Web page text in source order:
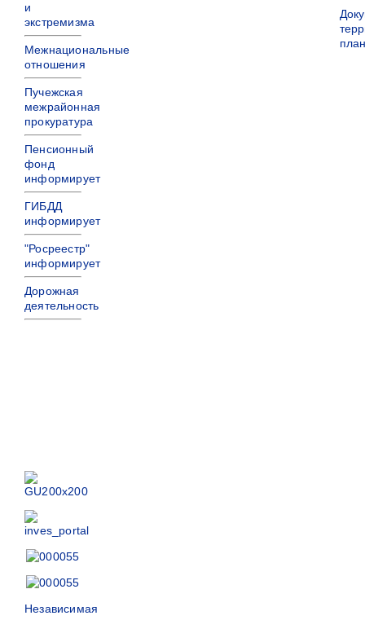
и
экстремизма
Межнациональные
отношения
Пучежская
межрайонная
прокуратура
Пенсионный
фонд
информирует
ГИБДД
информирует
"Росреестр"
информирует
Дорожная
деятельность
Независимая